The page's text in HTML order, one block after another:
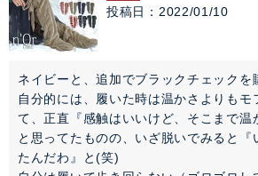
投稿日 2022/01/10
ネイビーと、追加でブラックチェックを
自分的には、履いた時は温かさよりもモ
て、正直『感触はいいけど、そこまで温
と思ってたものの、いざ脱いでみると『
たんだわ』と(笑)